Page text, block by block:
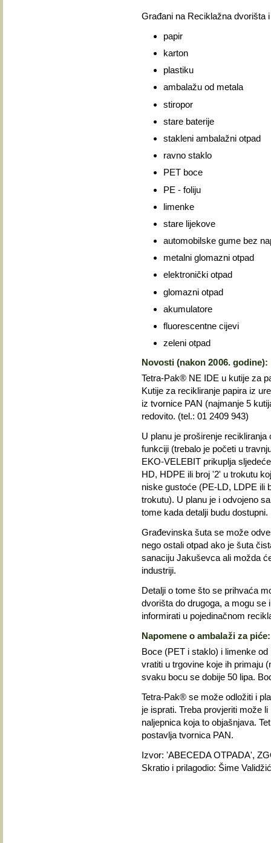
Građani na Reciklažna dvorišta
papir
karton
plastiku
ambalažu od metala
stiropor
stare baterije
stakleni ambalažni otpad
ravno staklo
PET boce
PE - foliju
limenke
stare lijekove
automobilske gume bez
metalni glomazni otpad
elektronički otpad
glomazni otpad
akumulatore
fluorescentne cijevi
zeleni otpad
Novosti (nakon 2006. godine):
Tetra-Pak® NE IDE u kutije za
Kutije za recikliranje papira iz
iz tvornice PAN (najmanje 5
redovito. (tel.: 01 2409 943)
U planu je proširenje
funkciji (trebalo je početi u
EKO-VELEBIT prikuplja
HD, HDPE ili broj '2' u trokutu
niske gustoće (PE-LD, LDPE ili
trokutu). U planu je i odvojeno
tome kada detalji budu dostupni.
Građevinska šuta se može
nego ostali otpad ako je šuta
sanaciju Jakuševca ali možda
industriji.
Detalji o tome što se prihvaća
dvorišta do drugoga, a mogu se
informirati u pojedinačnom
Napomene o ambalaži za piće:
Boce (PET i staklo) i limenke
vratiti u trgovine koje ih primaju
svaku bocu se dobije 50 lipa.
Tetra-Pak® se može odložiti i
je isprati. Treba provjeriti može
naljepnica koja to objašnjava.
postavlja tvornica PAN.
Izvor: 'ABECEDA OTPADA',
Skratio i prilagodio: Šime Validžić